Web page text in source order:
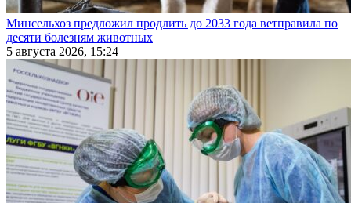
Минсельхоз предложил продлить до 2033 года ветправила по
десяти болезням животных
5 августа 2026, 15:24